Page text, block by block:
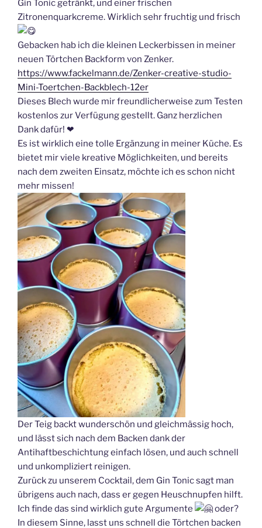
Gin Tonic getränkt, und einer frischen
Zitronenquarkcreme. Wirklich sehr fruchtig und frisch
Gebacken hab ich die kleinen Leckerbissen in meiner
neuen Törtchen Backform von Zenker.
https://www.fackelmann.de/Zenker-creative-studio-
Mini-Toertchen-Backblech-12er
Dieses Blech wurde mir freundlicherweise zum Testen
kostenlos zur Verfügung gestellt. Ganz herzlichen
Dank dafür! ❤
Es ist wirklich eine tolle Ergänzung in meiner Küche. Es
bietet mir viele kreative Möglichkeiten, und bereits
nach dem zweiten Einsatz, möchte ich es schon nicht
mehr missen!
Der Teig backt wunderschön und gleichmässig hoch,
und lässt sich nach dem Backen dank der
Antihaftbeschichtung einfach lösen, und auch schnell
und unkompliziert reinigen.
Zurück zu unserem Cocktail, dem Gin Tonic sagt man
übrigens auch nach, dass er gegen Heuschnupfen hilft.
Ich finde das sind wirklich gute Argumente
oder?
In diesem Sinne, lasst uns schnell die Törtchen backen